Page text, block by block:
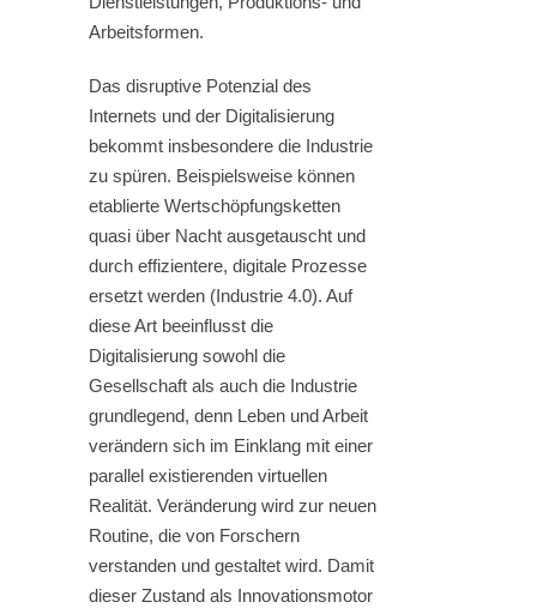
Arbeitsformen.
Das disruptive Potenzial des
Internets und der Digitalisierung
bekommt insbesondere die Industrie
zu spüren. Beispielsweise können
etablierte Wertschöpfungsketten
quasi über Nacht ausgetauscht und
durch effizientere, digitale Prozesse
ersetzt werden (Industrie 4.0). Auf
diese Art beeinflusst die
Digitalisierung sowohl die
Gesellschaft als auch die Industrie
grundlegend, denn Leben und Arbeit
verändern sich im Einklang mit einer
parallel existierenden virtuellen
Realität. Veränderung wird zur neuen
Routine, die von Forschern
verstanden und gestaltet wird. Damit
dieser Zustand als Innovationsmotor